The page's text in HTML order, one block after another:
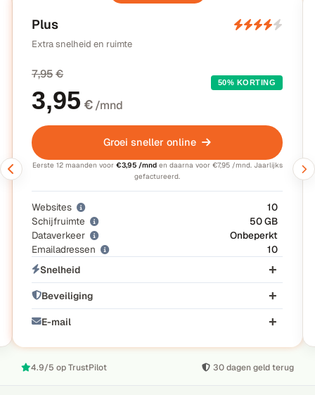
Plus
Extra snelheid en ruimte
50% KORTING
7,95 €
3,95 €/mnd
Groei sneller online
Eerste 12 maanden voor €3,95 /mnden daarna voor €7,95 /mnd. Jaarlijks
gefactureerd.
Websites
10
Schijfruimte
50 GB
Dataverkeer
Onbeperkt
Emailadressen
10
Snelheid
Beveiliging
E-mail
4.9/5 op TrustPilot 30 dagen geld terug